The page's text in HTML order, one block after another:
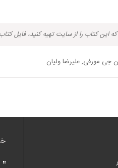
این کتاب را از سایت تهیه کنید، فایل
جی مورفی,علیرضا ولیان